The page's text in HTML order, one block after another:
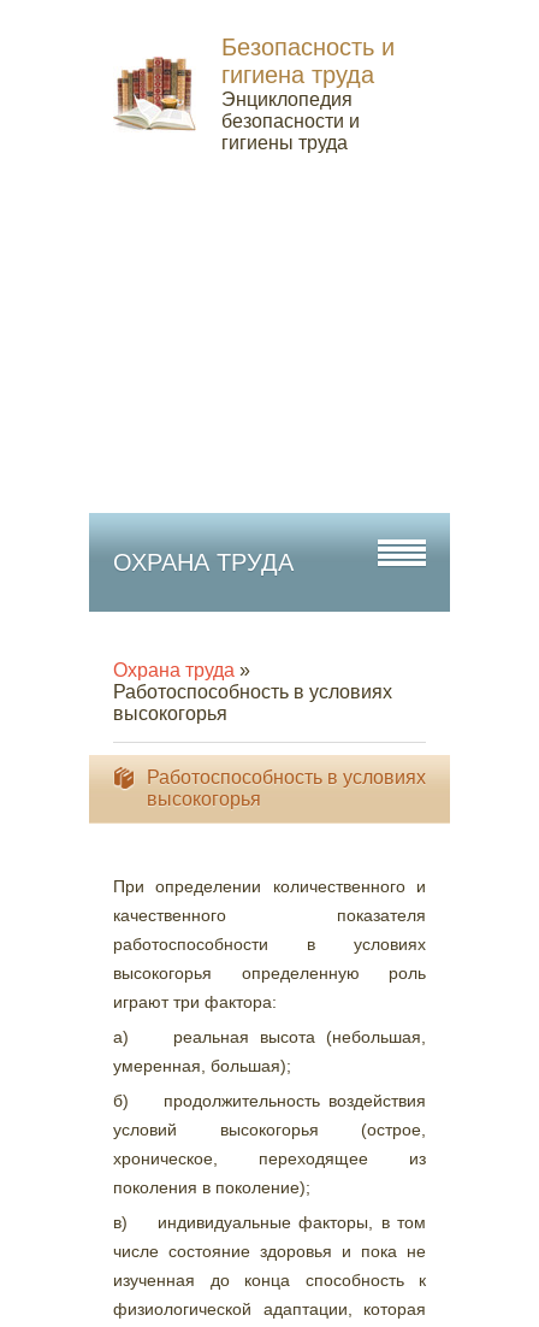
Безопасность и
гигиена труда
Энциклопедия
безопасности и
гигиены труда
ОХРАНА ТРУДА
Охрана труда »
Работоспособность в условиях
высокогорья
Работоспособность в условиях
высокогорья
При определении количественного и
качественного показателя
работоспособности в условиях
высокогорья определенную роль
играют три фактора:
а) реальная высота (небольшая,
умеренная, большая);
б) продолжительность воздействия
условий высокогорья (острое,
хроническое, переходящее из
поколения в поколение);
в) индивидуальные факторы, в том
числе состояние здоровья и пока не
изученная до конца способность к
физиологической адаптации, которая